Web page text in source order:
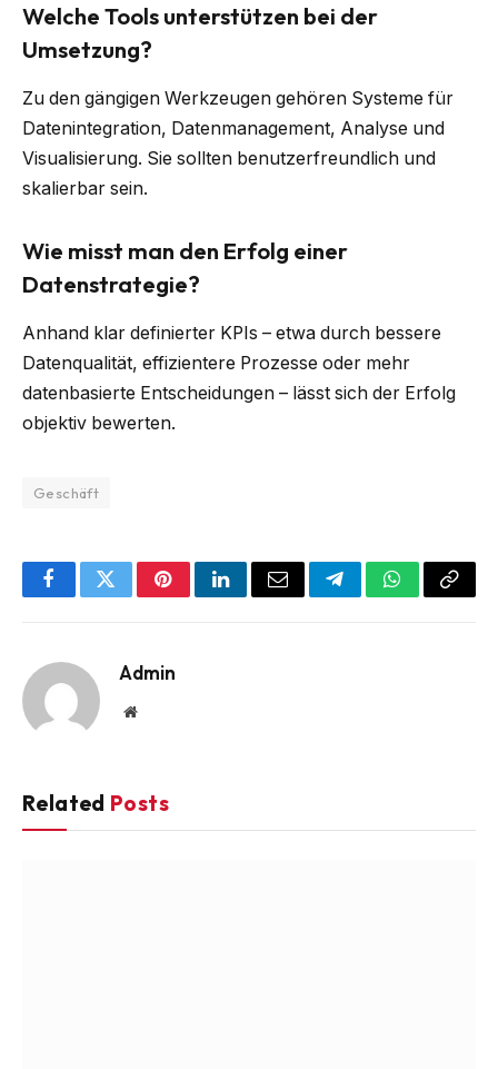
Welche Tools unterstützen bei der
Umsetzung?
Zu den gängigen Werkzeugen gehören Systeme für
Datenintegration, Datenmanagement, Analyse und
Visualisierung. Sie sollten benutzerfreundlich und
skalierbar sein.
Wie misst man den Erfolg einer
Datenstrategie?
Anhand klar definierter KPIs – etwa durch bessere
Datenqualität, effizientere Prozesse oder mehr
datenbasierte Entscheidungen – lässt sich der Erfolg
objektiv bewerten.
Geschäft
FacebookTwitterPinterestLinkedInEmail TelegramWhatsApp
Copy
Admin
Website
Related Posts